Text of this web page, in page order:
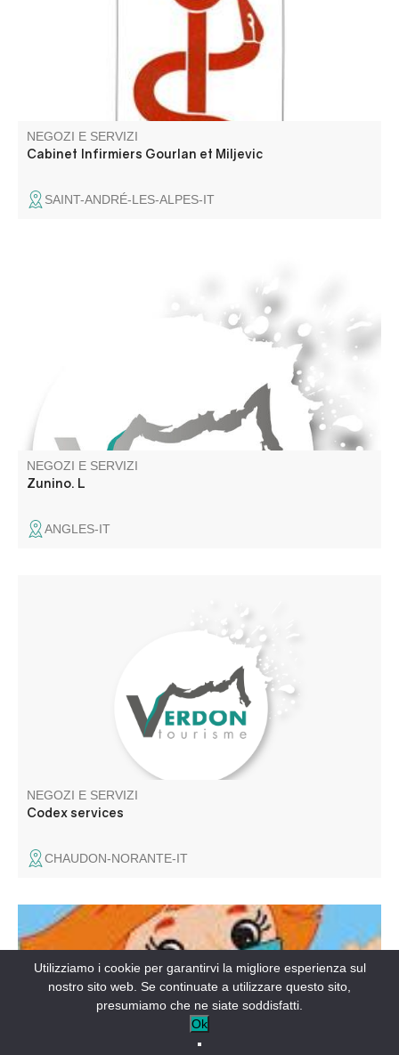
festivi, dopodiché il resto dell'attività infermieristica si
NEGOZI E SERVIZI
Cabinet Infirmiers Gourlan et Miljevic
SAINT-ANDRÉ-LES-ALPES-IT
NEGOZI E SERVIZI
Zunino. L
ANGLES-IT
NEGOZI E SERVIZI
Codex services
CHAUDON-NORANTE-IT
Le cabinet infirmier Boniface/Comte vous accueille toute
soins se déroule au domicile des patients.
Utilizziamo i cookie per garantirvi la migliore esperienza sul
nostro sito web. Se continuate a utilizzare questo sito,
presumiamo che ne siate soddisfatti.
Ok